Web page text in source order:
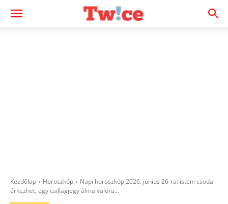
Kezdőlap Horoszkóp
Napi horoszkóp 2026. június 26-ra: isteni csoda
érkezhet, egy csillagjegy álma valóra...